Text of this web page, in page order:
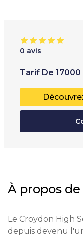
0 avis
Tarif De 17000
Type
École privée
À propos de
Le Croydon High
depuis devenu